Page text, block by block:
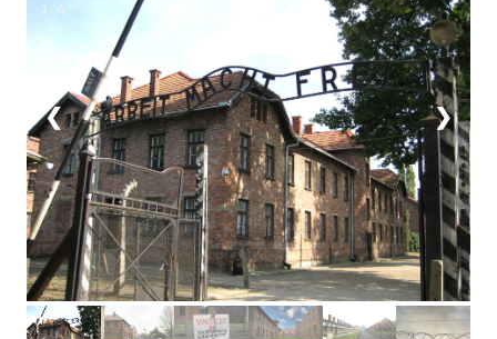
1 / 6
❮ ❯